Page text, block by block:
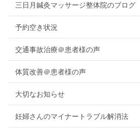
三日月鍼灸マッサージ整体院のブログ
予約空き状況
交通事故治療＠患者様の声
体質改善＠患者様の声
大切なお知らせ
妊婦さんのマイナートラブル解消法